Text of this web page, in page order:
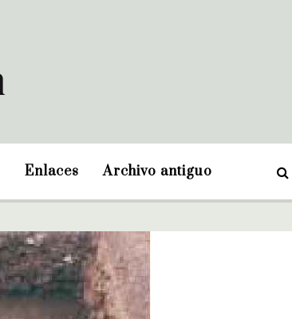
Enlaces Archivo antiguo